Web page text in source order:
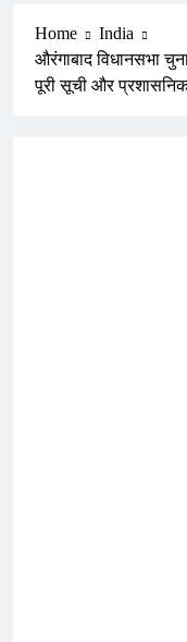
Home
India
औरंगाबाद विधानसभा
पूरी सूची और प्रशासनिक